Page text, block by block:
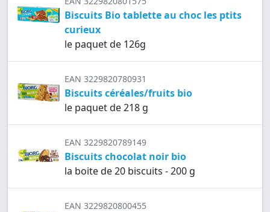
Biscuits Bio tablette au choc les ptits
curieux
le paquet de 126g
EAN 3229820780931
Biscuits céréales/fruits bio
le paquet de 218 g
EAN 3229820789149
Biscuits chocolat noir bio
la boite de 20 biscuits - 200 g
EAN 3229820800455